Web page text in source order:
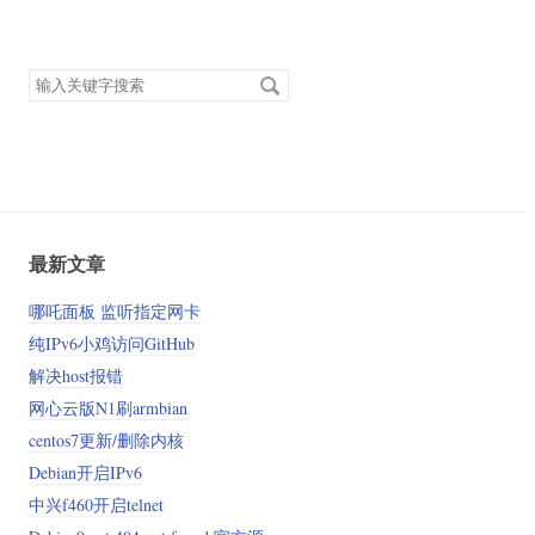
搜
最新文章
哪吒面板 监听指定网卡
纯IPv6小鸡访问GitHub
解决host报错
网心云版N1刷armbian
centos7更新/删除内核
Debian开启IPv6
中兴f460开启telnet